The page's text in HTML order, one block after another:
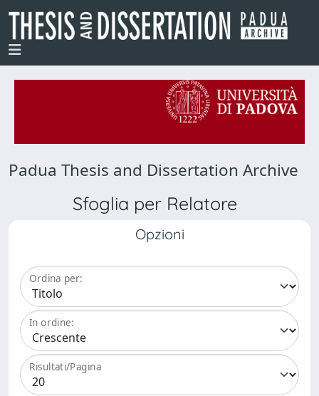
Padua Thesis and Dissertation Archive
Sfoglia per Relatore
Opzioni
Ordina per:
In ordine:
Risultati/Pagina